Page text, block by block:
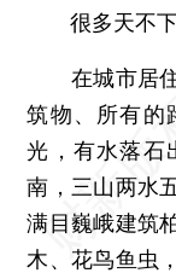
很多天不下
在城市居住
筑物、所有的
光，有水落石
南，三山两水
满目巍峨建筑
木、花鸟鱼虫